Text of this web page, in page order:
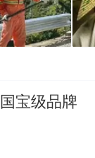
宝级品牌